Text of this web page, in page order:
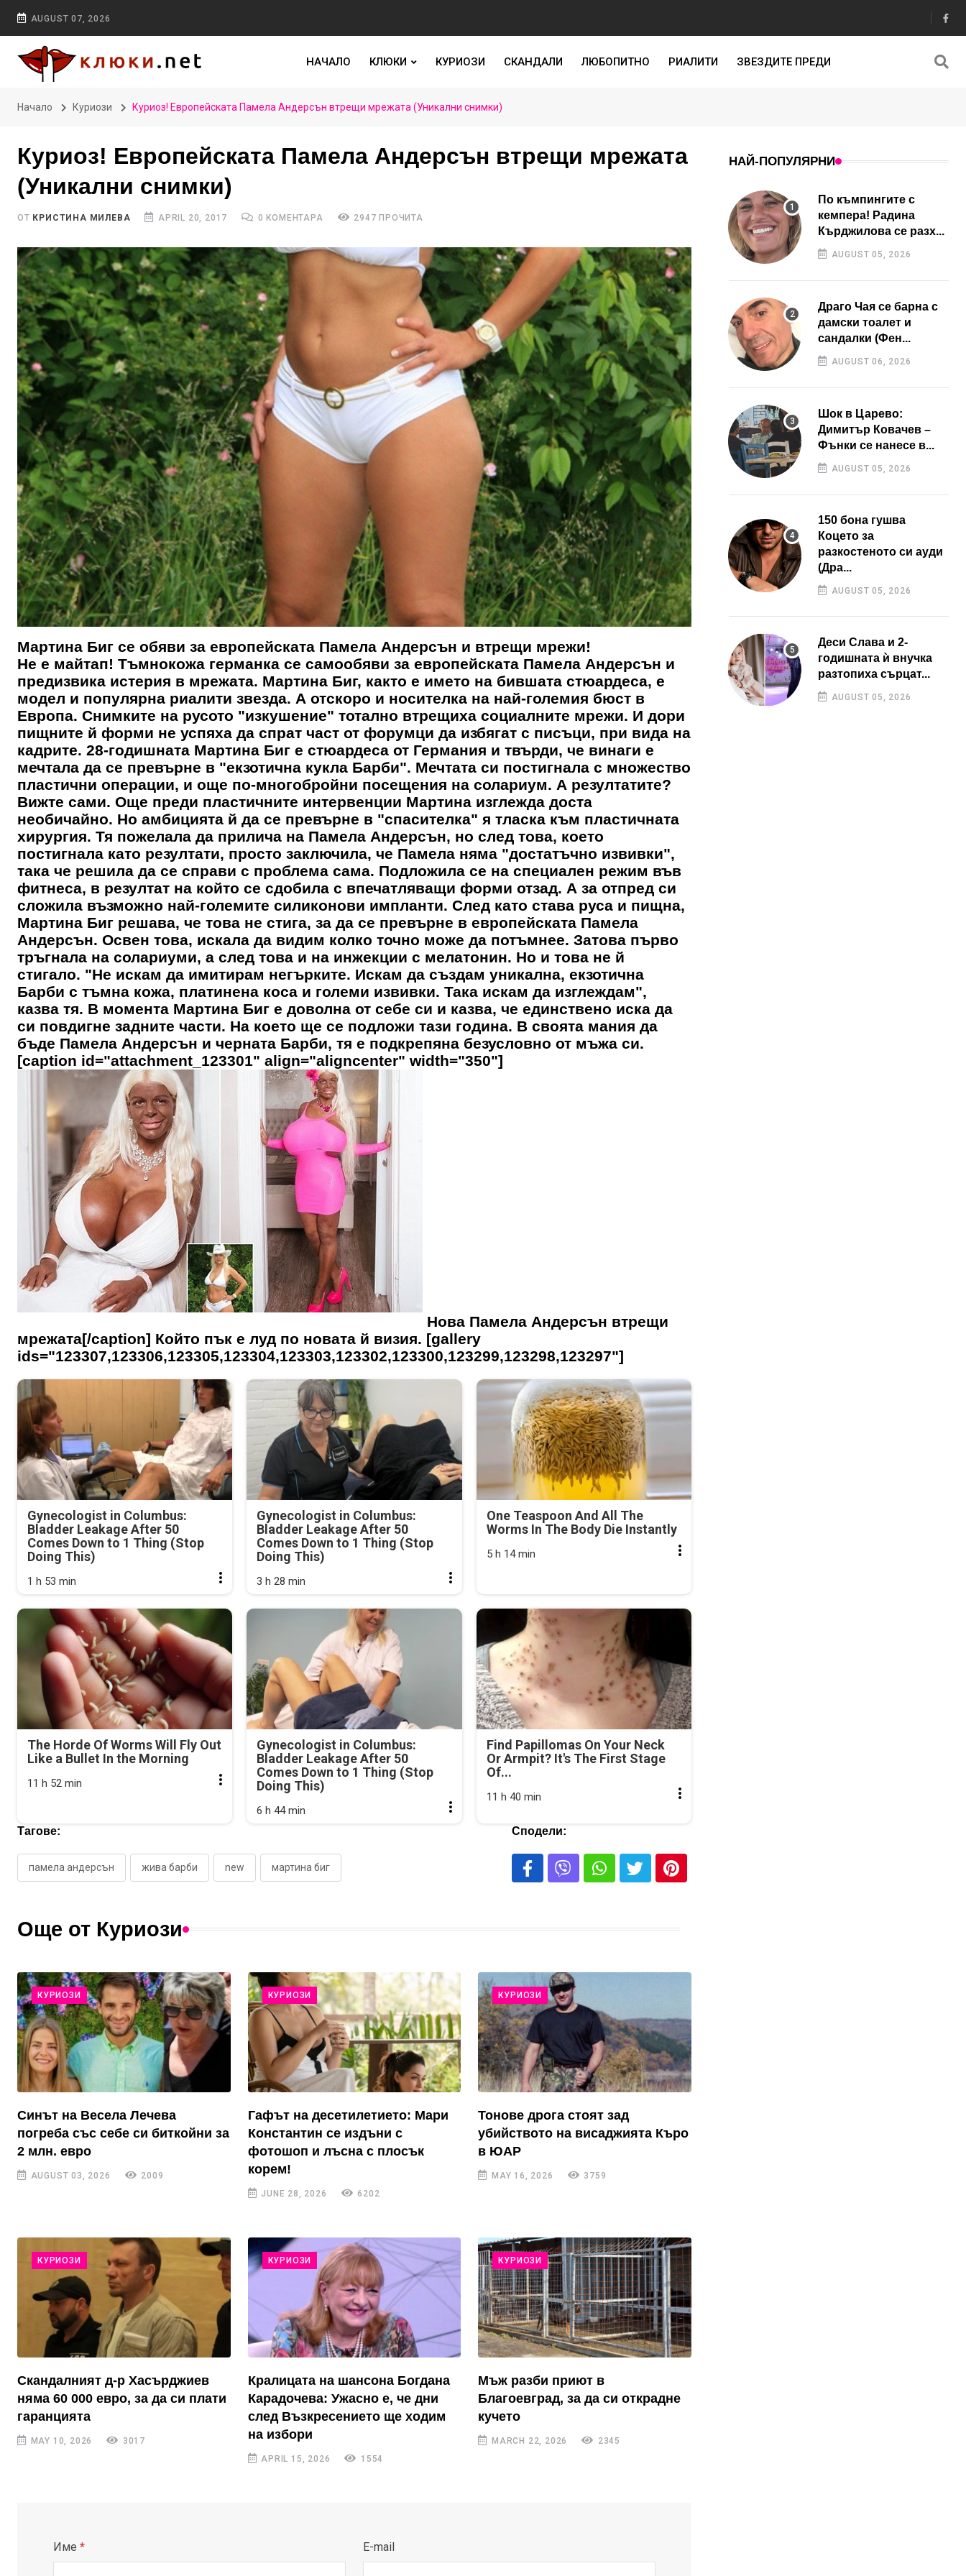
AUGUST 07, 2026
НАЧАЛО КЛЮКИ КУРИОЗИ СКАНДАЛИ ЛЮБОПИТНО РИАЛИТИ ЗВЕЗДИТЕ ПРЕДИ
Начало Куриози Куриоз! Европейската Памела Андерсън втрещи мрежата (Уникални снимки)
Куриоз! Европейската Памела Андерсън втрещи мрежата
(Уникални снимки)
ОТ КРИСТИНА МИЛЕВА APRIL 20, 2017 0 КОМЕНТАРА 2947 ПРОЧИТА
Мартина Биг се обяви за европейската Памела Андерсън и втрещи мрежи!
Не е майтап! Тъмнокожа германка се самообяви за европейската Памела Андерсън и
предизвика истерия в мрежата. Мартина Биг, както е името на бившата стюардеса, е
модел и популярна риалити звезда. А отскоро и носителка на най-големия бюст в
Европа. Снимките на русото "изкушение" тотално втрещиха социалните мрежи. И дори
пищните й форми не успяха да спрат част от форумци да избягат с писъци, при вида на
кадрите. 28-годишната Мартина Биг е стюардеса от Германия и твърди, че винаги е
мечтала да се превърне в "екзотична кукла Барби". Мечтата си постигнала с множество
пластични операции, и още по-многобройни посещения на солариум. А резултатите?
Вижте сами. Още преди пластичните интервенции Мартина изглежда доста
необичайно. Но амбицията й да се превърне в "спасителка" я тласка към пластичната
хирургия. Тя пожелала да прилича на Памела Андерсън, но след това, което
постигнала като резултати, просто заключила, че Памела няма "достатъчно извивки",
така че решила да се справи с проблема сама. Подложила се на специален режим във
фитнеса, в резултат на който се сдобила с впечатляващи форми отзад. А за отпред си
сложила възможно най-големите силиконови импланти. След като става руса и пищна,
Мартина Биг решава, че това не стига, за да се превърне в европейската Памела
Андерсън. Освен това, искала да видим колко точно може да потъмнее. Затова първо
тръгнала на солариуми, а след това и на инжекции с мелатонин. Но и това не й
стигало. "Не искам да имитирам негърките. Искам да създам уникална, екзотична
Барби с тъмна кожа, платинена коса и големи извивки. Така искам да изглеждам",
казва тя. В момента Мартина Биг е доволна от себе си и казва, че единствено иска да
си повдигне задните части. На което ще се подложи тази година. В своята мания да
бъде Памела Андерсън и черната Барби, тя е подкрепяна безусловно от мъжа си.
[caption id="attachment_123301" align="aligncenter" width="350"]
Нова Памела Андерсън втрещи
мрежата[/caption] Който пък е луд по новата й визия. [gallery
ids="123307,123306,123305,123304,123303,123302,123300,123299,123298,123297"]
Gynecologist in Columbus:
Bladder Leakage After 50
Comes Down to 1 Thing (Stop
Doing This)
1 h 53 min
Gynecologist in Columbus:
Bladder Leakage After 50
Comes Down to 1 Thing (Stop
Doing This)
3 h 28 min
One Teaspoon And All The
Worms In The Body Die Instantly
5 h 14 min
The Horde Of Worms Will Fly Out
Like a Bullet In the Morning
11 h 52 min
Gynecologist in Columbus:
Bladder Leakage After 50
Comes Down to 1 Thing (Stop
Doing This)
6 h 44 min
Find Papillomas On Your Neck
Or Armpit? It's The First Stage
Of...
11 h 40 min
Тагове:
памела андерсън жива барби new мартина биг
Сподели:
Още от Куриози
КУРИОЗИ
Синът на Весела Лечева
погреба със себе си биткойни за
2 млн. евро
AUGUST 03, 2026 2009
КУРИОЗИ
Гафът на десетилетието: Мари
Константин се издъни с
фотошоп и лъсна с плосък
корем!
JUNE 28, 2026 6202
КУРИОЗИ
Тонове дрога стоят зад
убийството на висаджията Къро
в ЮАР
MAY 16, 2026 3759
КУРИОЗИ
Скандалният д-р Хасърджиев
няма 60 000 евро, за да си плати
гаранцията
MAY 10, 2026 3017
КУРИОЗИ
Кралицата на шансона Богдана
Карадочева: Ужасно е, че дни
след Възкресението ще ходим
на избори
APRIL 15, 2026 1554
КУРИОЗИ
Мъж разби приют в
Благоевград, за да си открадне
кучето
MARCH 22, 2026 2345
Име * E-mail
НАЙ-ПОПУЛЯРНИ
По къмпингите с
кемпера! Радина
Кърджилова се разх...
AUGUST 05, 2026
Драго Чая се барна с
дамски тоалет и
сандалки (Фен...
AUGUST 06, 2026
Шок в Царево:
Димитър Ковачев –
Фънки се нанесе в...
AUGUST 05, 2026
150 бона гушва
Коцето за
разкостеното си ауди
(Дра...
AUGUST 05, 2026
Деси Слава и 2-
годишната ѝ внучка
разтопиха сърцат...
AUGUST 05, 2026